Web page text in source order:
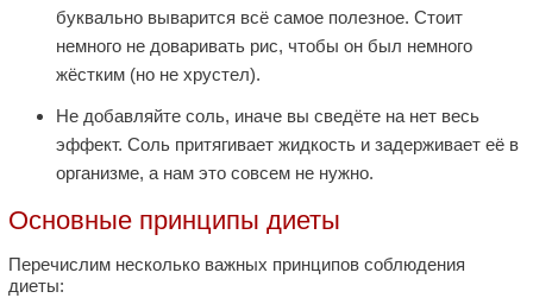
буквально выварится всё самое полезное. Стоит
немного не доваривать рис, чтобы он был немного
жёстким (но не хрустел).
Не добавляйте соль, иначе вы сведёте на нет весь
эффект. Соль притягивает жидкость и задерживает её в
организме, а нам это совсем не нужно.
Основные принципы диеты
Перечислим несколько важных принципов соблюдения
диеты: